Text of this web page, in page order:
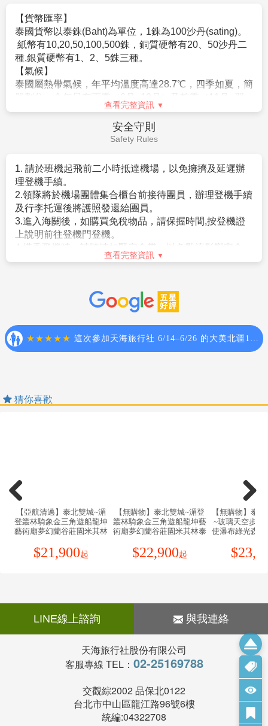
◆騎牛車：每次付牛車夫，每人約20元泰銖。
◆騎大象：每次付馴象師，每人約20元泰銖。
◆SPA: 您可以視芳療師的服務品質或專業水準彈性的給
予小費，約100元泰銖。
◆古式按摩：您可以視按摩師的服務品質或專業水準彈
性的給予小費，約100元泰銖。
【貨幣匯率】
泰國貨幣以泰銖(Baht)為單位，1銖為100沙丹(sating)。
紙幣有10,20,50,100,500銖，銅質硬幣有20、50沙丹二
種,銀質硬幣有1、2、5銖三種。
【氣候】
泰國屬熱帶氣候，年平均溫度高達28.7℃，四季如夏，簡
單劃分，全年只有雨季（6月~10月）及乾季（11月~翌
年4月）
年平均溫雖高，但還是建議您隨身攜帶一件輕便薄外
套，以防冷氣房及山區的涼意。
泰國社會文化與台灣有些差異，有些當地風俗習慣不可
不知，以免觸犯當地人，招惹不必要的麻煩更影響遊
興。
泰國人相信每個人頭上都有精靈，被人摸頭或以手揮過
頭頂，將使精靈之光黯淡無神，因此切記不可摸泰國人
的頭。
不可用腳來指物品，泰國人認為腳是最污髒的地方，因
此以腳指物品及水果都是不敬的。
體，否則他多年修行將毀於一旦。
泰國交通駕駛靠左邊行駛，與台灣相反，逛街過馬路請
水不可生飲。
泰國絕大部份酒店均不提供牙膏牙刷等私人性必需品，
人在<台灣>，打電話到泰國：台灣國際冠碼(002)＋泰國
緊急電話：觀光客遇到緊急事件可打泰國觀光警察的電
話:6521721-6
駐泰國台北經濟貿易辦事處Taipei Economic and Trade
Office in Thailand 位於曼谷市商業中心，South Sathorn
路與Narathiwa路交叉口之Empire Tower大樓第20樓，倘
搭乘曼谷捷運(BTS)來處時，可在Chongnonsi站下車，
6700200)，傳真號碼為(66-2)6700220 (在曼谷地區請撥
02-6700220)，電子郵件信箱為tecocomu@ji-net.com。
另本處為服務國人，備有緊急行動電話二具：
A.(66-1)6664006 (一般緊急事項，廿四小時開機)
6664006及01-6664008)
電源規格：220伏特、50Hz、雙孔圓形與三孔扁型插座
查看完整資訊
安全守則
Safety Rules
1. 請於班機起飛前二小時抵達機場，以免擁擠及延遲辦
理登機手續。
2.領隊將於機場團體集合櫃台前接待團員，辦理登機手續
及行李托運後將護照發還給團員。
3.進入海關後，如購買免稅物品，請保握時間,按登機證
上說明前往登機門登機。
4.搭乘飛機時，請隨時扣緊安全帶，以免亂流影響安全。
5.貴重物品請託放至飯店保險箱，如需隨身攜帶切勿離
浴室時請特別注意安全，保持地板乾燥以免因滑倒發生
危險；勿在燈上晾衣物、勿在床上吸煙，聽到警報器響
請由緊急出口迅速離開。
7.游泳池未開放時請勿擅自入池游泳，並切記勿單獨入
池。
參加。
12.搭乘纜車時請依序上下，聽從工作人員指揮。
13.團體需一起活動，途中若要離隊需徵得領隊同意以免
發生意外。
14.夜間或自由活動時間若需自行外出，請告知領隊或團
友，並應特別注意安全。
15.行走雪地及陡峭之路請謹慎小心。
各種場所的注意事項。
18.藥物：胃腸藥、感冒藥、暈車藥、私人習慣性藥物。
(B)外幣總值:不超過美金10,000 元(旅行支票,匯票不
政府規定自87.10.01起，不得自海外攜帶新鮮水果入境，
若違反規定除水果被沒收外將處3萬至5萬元罰款。
20. 泰國海關規定旅客入境時每人可攜帶香煙200支.酒1
公升.外幣等值5000美金.如超過需辦理申報海關.經查獲
查看完整資訊
猜你喜歡
【亞航清邁】泰北雙城~湄
登叢林騎象金三角遊船龍坤
藝術廟夢幻蘭谷莊園米其林
$21,900起
【無購物】泰北雙城~湄登
叢林騎象金三角遊船龍坤藝
術廟夢幻蘭谷莊園米其林泰
$22,900起
【無購物】泰
~玻璃天空步道
使瀑布綠光森
$
LINE線上諮詢 與我連絡
天海旅行社股份有限公司
客服專線 TEL： 02-25169788
交觀綜2002 品保北0122
台北市中山區龍江路96號6樓
統編:04322708